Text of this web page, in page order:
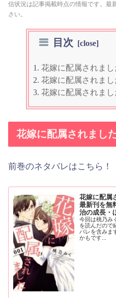
信状況は記事掲載時点の情報です。最
さい。
目次
花嫁に配属されま
花嫁に配属されま
花嫁に配属されま
花嫁に配属されまし
前巻のネタバレはこちら！
花嫁に配属
最新刊を無
治の成長・
今回は桃乃み
を読んだので
バレを含みま
かもです...